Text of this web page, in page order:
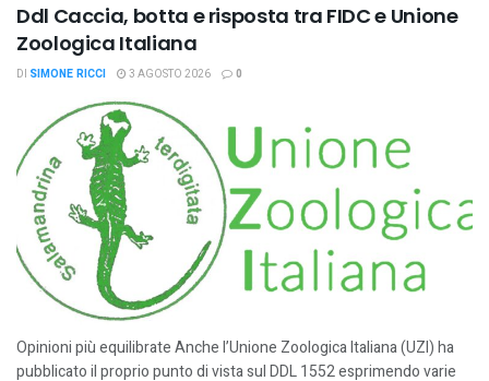
Ddl Caccia, botta e risposta tra FIDC e Unione
Zoologica Italiana
DI SIMONE RICCI 3 AGOSTO 2026 0
Opinioni più equilibrate Anche l’Unione Zoologica Italiana (UZI) ha
pubblicato il proprio punto di vista sul DDL 1552 esprimendo varie